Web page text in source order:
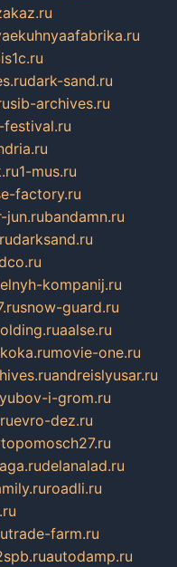
dark-sand.ru
sib-archives.ru
festival.ru
1-mus.ru
factory.ru
jun.rubandamn.ru
darksand.ru
kompanij.ru
snow-guard.ru
aalse.ru
movie-one.ru
andreislyusar.ru
i-grom.ru
evro-dez.ru
delanalad.ru
roadli.ru
trade-farm.ru
autodamp.ru